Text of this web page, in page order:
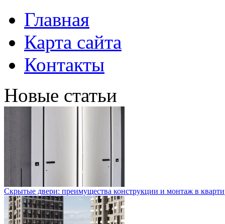
Главная
Карта сайта
Контакты
Новые статьи
Скрытые двери: преимущества конструкции и монтаж в